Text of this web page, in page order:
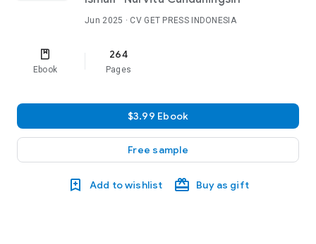
Jun 2025 · CV GET PRESS INDONESIA
Ebook
264
Pages
$3.99 Ebook
Free sample
Add to wishlist Buy as gift